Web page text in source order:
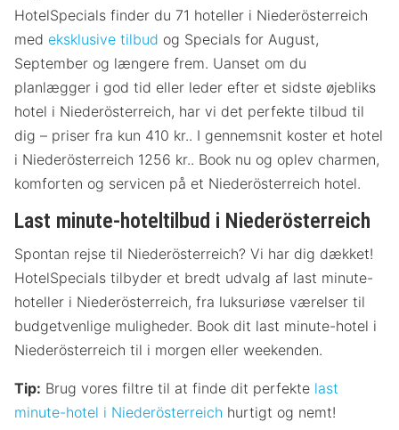
HotelSpecials finder du 71 hoteller i Niederösterreich
med eksklusive tilbud og Specials for August,
September og længere frem. Uanset om du
planlægger i god tid eller leder efter et sidste øjebliks
hotel i Niederösterreich, har vi det perfekte tilbud til
dig – priser fra kun 410 kr.. I gennemsnit koster et hotel
i Niederösterreich 1256 kr.. Book nu og oplev charmen,
komforten og servicen på et Niederösterreich hotel.
Last minute-hoteltilbud i Niederösterreich
Spontan rejse til Niederösterreich? Vi har dig dækket!
HotelSpecials tilbyder et bredt udvalg af last minute-
hoteller i Niederösterreich, fra luksuriøse værelser til
budgetvenlige muligheder. Book dit last minute-hotel i
Niederösterreich til i morgen eller weekenden.
Tip: Brug vores filtre til at finde dit perfekte last
minute-hotel i Niederösterreich hurtigt og nemt!